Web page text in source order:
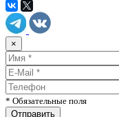
×
* Обязательные поля